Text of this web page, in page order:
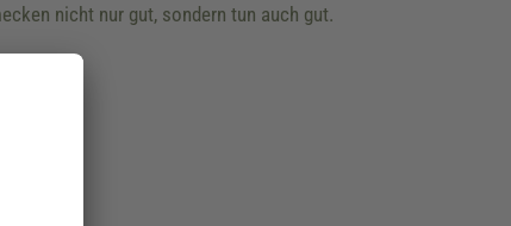
nicht nur gut, sondern tun auch gut.